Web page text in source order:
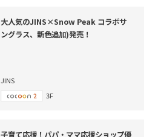
大人気のJINS×Snow Peak コラボサ
ングラス、新色追加)発売！
JINS
3F
子育て応援！パパ・ママ応援ショップ優